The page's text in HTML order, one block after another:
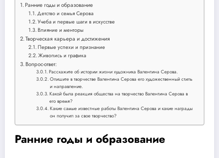
Ранние годы и образование
Детство и семья Серова
Учеба и первые шаги в искусстве
Влияние и менторы
Творческая карьера и достижения
Первые успехи и признание
Живопись и графика
Вопрос-ответ:
Расскажите об истории жизни художника Валентина Серова.
Опишите в творчестве Валентина Серова его художественный стиль
и направление.
Какой была реакция общества на творчество Валентина Серова в
его время?
Какие самые известные работы Валентина Серова и какие награды
он получил за свое творчество?
Ранние годы и образование